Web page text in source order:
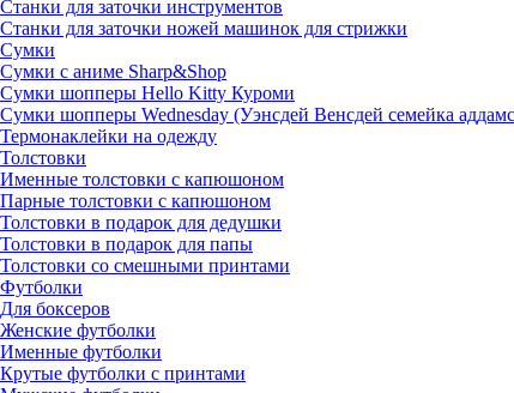
Станки для заточки инструментов
Станки для заточки ножей машинок для стрижки
Сумки
Сумки с аниме Sharp&Shop
Сумки шопперы Hello Kitty Куроми
Сумки шопперы Wednesday (Уэнсдей Венсдей семейка
Термонаклейки на одежду
Толстовки
Именные толстовки с капюшоном
Парные толстовки с капюшоном
Толстовки в подарок для дедушки
Толстовки в подарок для папы
Толстовки со смешными принтами
Футболки
Для боксеров
Женские футболки
Именные футболки
Крутые футболки с принтами